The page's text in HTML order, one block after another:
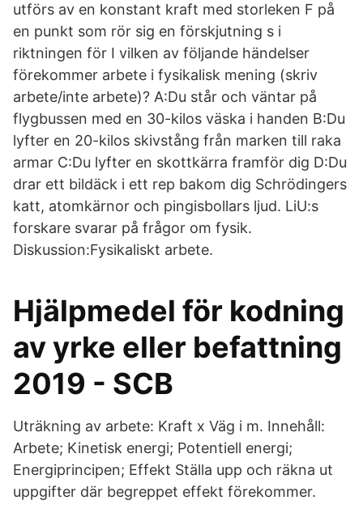
utförs av en konstant kraft med storleken F på
en punkt som rör sig en förskjutning s i
riktningen för I vilken av följande händelser
förekommer arbete i fysikalisk mening (skriv
arbete/inte arbete)? A:Du står och väntar på
flygbussen med en 30-kilos väska i handen B:Du
lyfter en 20-kilos skivstång från marken till raka
armar C:Du lyfter en skottkärra framför dig D:Du
drar ett bildäck i ett rep bakom dig Schrödingers
katt, atomkärnor och pingisbollars ljud. LiU:s
forskare svarar på frågor om fysik.
Diskussion:Fysikaliskt arbete.
Hjälpmedel för kodning
av yrke eller befattning
2019 - SCB
Uträkning av arbete: Kraft x Väg i m. Innehåll:
Arbete; Kinetisk energi; Potentiell energi;
Energiprincipen; Effekt Ställa upp och räkna ut
uppgifter där begreppet effekt förekommer.